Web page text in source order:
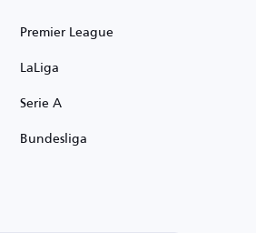
Premier League
LaLiga
Serie A
Bundesliga